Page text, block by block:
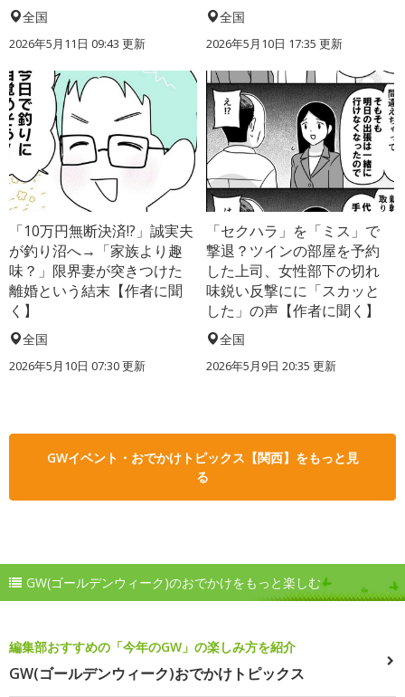
全国
2026年5月11日 09:43 更新
全国
2026年5月10日 17:35 更新
「10万円無断決済!?」誠実夫
が釣り沼へ→「家族より趣
味？」限界妻が突きつけた
離婚という結末【作者に聞
く】
全国
2026年5月10日 07:30 更新
「セクハラ」を「ミス」で
撃退？ツインの部屋を予約
した上司、女性部下の切れ
味鋭い反撃にに「スカッと
した」の声【作者に聞く】
全国
2026年5月9日 20:35 更新
GWイベント・おでかけトピックス【関西】をもっと見
る
GW(ゴールデンウィーク)のおでかけをもっと楽しむ
編集部おすすめの「今年のGW」の楽しみ方を紹介
GW(ゴールデンウィーク)おでかけトピックス